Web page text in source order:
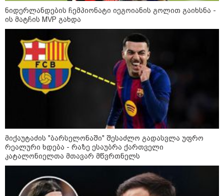
7
აგვისტო
დღის ზოგადი
ასტროლოგიური
პროგნოზი
8 აგვისტო ახალ შთაგონებასა და ემოციურ სიახლოვეს
მოიტანს. გაიზრდება ინტერესი შემოქმედებითი საქმიანობისა
და კულტურული ღონისძიებების მიმართ. საღამო
განსაკუთრებით ხელსაყრელია საყვარელ ადამიანებთან
დროის გასატარებლად და თბილი, გულახდილი
აგვისტო აგარაკზე: ეს 5 საქმე
ნიდერლანდების ჩემპიონატი იეგოიანის გოლით გაიხსნა -
ის მატჩის MVP გახდა
მიქაუტაძის "ბარსელონაში" შესაძლო გადასვლა უფრო
რეალური ხდება - რაზე ესაუბრა ქართველი
კატალონიელთა მთავარ მწვრთნელს